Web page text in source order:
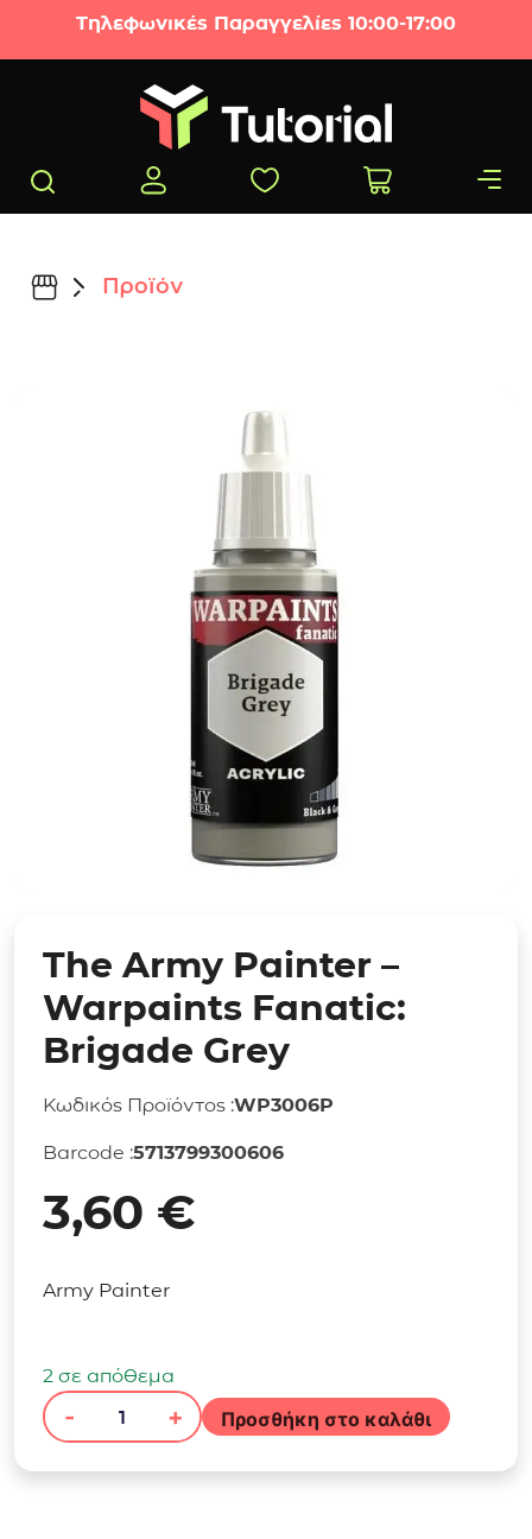
Μετάβαση στο περιεχόμενο
Τηλεφωνικές Παραγγελίες 10:00-17:00
Προϊόν
The Army Painter –
Warpaints Fanatic:
Brigade Grey
Κωδικός Προϊόντος :WP3006P
Barcode :5713799300606
3,60 €
Army Painter
2 σε απόθεμα
-
The
+ Προσθήκη στο καλάθι